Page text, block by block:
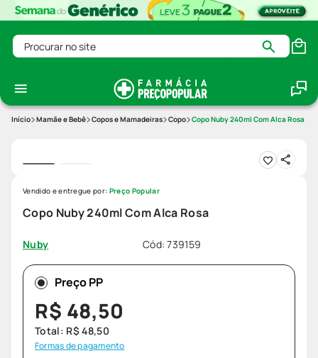
Procurar no site
Mamãe e Bebê Copos e Mamadeiras Copo Copo Nuby 240ml Com Alca Rosa
Copo Nuby 240ml Com Alca Rosa
Nuby Cód:739159
Vendido e entregue por: Preço Popular
Preço PP
R$ 48,50
Total: R$ 48,50
Formas de pagamento